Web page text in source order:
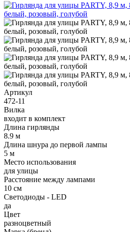
Артикул
472-11
Вилка
входит в комплект
Длина гирлянды
8.9 м
Длина шнура до первой лампы
5 м
Место использования
для улицы
Расстояние между лампами
10 см
Светодиоды - LED
да
Цвет
разноцветный